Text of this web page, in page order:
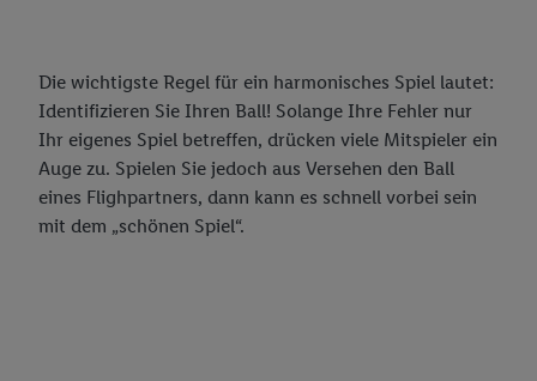
Die wichtigste Regel für ein harmonisches Spiel lautet:
Identifizieren Sie Ihren Ball! Solange Ihre Fehler nur
Ihr eigenes Spiel betreffen, drücken viele Mitspieler ein
Auge zu. Spielen Sie jedoch aus Versehen den Ball
eines Flighpartners, dann kann es schnell vorbei sein
mit dem „schönen Spiel“.
dieser Werbeausspielungen.
Sofern Sie hier Ihre Zustimmung dazu erteilen und danach ein
Lidl Plus-Konto erstellen bzw. sich in Ihr bestehendes Lidl
Plus-Konto einloggen, kann darüber hinaus auch Ihre dort
angegebene E-Mail-Adresse von uns in gemeinsamer
Verantwortlichkeit mit einem der oben genannten Partner